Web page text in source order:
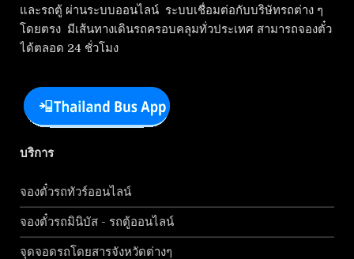
และรถตู้ ผ่านระบบออนไลน์ ระบบเชื่อมต่อกับบริษัทรถต่าง ๆ
โดยตรง มีเส้นทางเดินรถครอบคลุมทั่วประเทศ สามารถจองตั๋ว
ได้ตลอด 24 ชั่วโมง
บริการ
จองตั๋วรถทัวร์ออนไลน์
จองตั๋วรถมินิบัส - รถตู้ออนไลน์
จุดจอดรถโดยสารจังหวัดต่างๆ